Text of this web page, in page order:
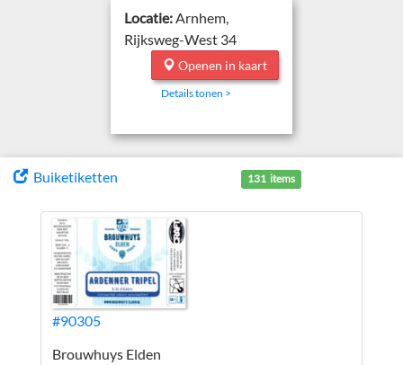
Locatie:Arnhem,
Rijksweg-West 34
Openen in kaart
Details tonen >
Buiketiketten 131 items
#90305
Brouwhuys Elden